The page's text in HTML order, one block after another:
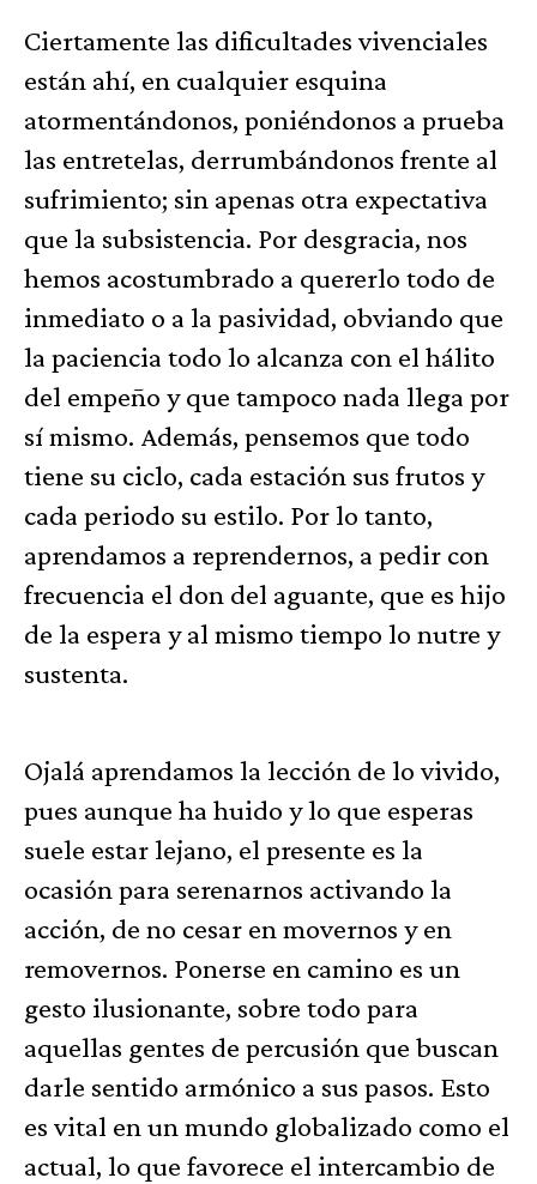
Ciertamente las dificultades vivenciales
están ahí, en cualquier esquina
atormentándonos, poniéndonos a prueba
las entretelas, derrumbándonos frente al
sufrimiento; sin apenas otra expectativa
que la subsistencia. Por desgracia, nos
hemos acostumbrado a quererlo todo de
inmediato o a la pasividad, obviando que
la paciencia todo lo alcanza con el hálito
del empeño y que tampoco nada llega por
sí mismo. Además, pensemos que todo
tiene su ciclo, cada estación sus frutos y
cada periodo su estilo. Por lo tanto,
aprendamos a reprendernos, a pedir con
frecuencia el don del aguante, que es hijo
de la espera y al mismo tiempo lo nutre y
sustenta.
Ojalá aprendamos la lección de lo vivido,
pues aunque ha huido y lo que esperas
suele estar lejano, el presente es la
ocasión para serenarnos activando la
acción, de no cesar en movernos y en
removernos. Ponerse en camino es un
gesto ilusionante, sobre todo para
aquellas gentes de percusión que buscan
darle sentido armónico a sus pasos. Esto
es vital en un mundo globalizado como el
actual, lo que favorece el intercambio de